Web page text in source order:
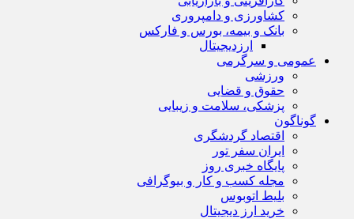
کشاورزی و دامپروری
بانک و بیمه، بورس و فارکس
ارزدیجیتال
عمومی و سرگرمی
ورزشی
حقوق و قضایی
پزشکی، سلامت و زیبایی
گوناگون
اقتصاد گردشگری
ایران سفر تور
پایگاه خبری روز
مجله کسب و کار و بیوگرافی
بلیط اتوبوس
خرید ارز دیجیتال